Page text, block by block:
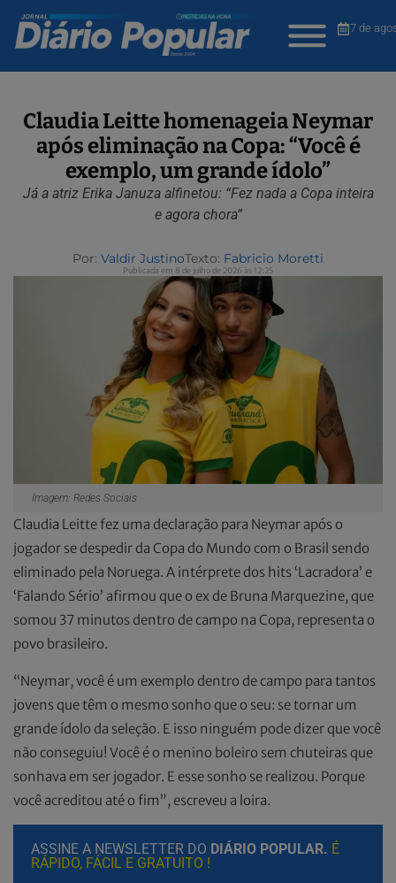
7 de
Claudia Leitte homenageia Neymar
após eliminação na Copa: “Você é
exemplo, um grande ídolo”
Já a atriz Erika Januza alfinetou: “Fez nada a Copa inteira
e agora chora”
Por: Valdir JustinoTexto: Fabricio Moretti
Publicada em 8 de julho de 2026 às 12:25
Imagem: Redes Sociais
Claudia Leitte fez uma declaração para Neymar após o
jogador se despedir da Copa do Mundo com o Brasil sendo
eliminado pela Noruega. A intérprete dos hits ‘Lacradora’ e
‘Falando Sério’ afirmou que o ex de Bruna Marquezine, que
somou 37 minutos dentro de campo na Copa, representa o
povo brasileiro.
“Neymar, você é um exemplo dentro de campo para tantos
jovens que têm o mesmo sonho que o seu: se tornar um
grande ídolo da seleção. E isso ninguém pode dizer que você
não conseguiu! Você é o menino boleiro sem chuteiras que
sonhava em ser jogador. E esse sonho se realizou. Porque
você acreditou até o fim”, escreveu a loira.
ASSINE A NEWSLETTER DO DIÁRIO POPULAR. É
RÁPIDO, FÁCIL E GRATUITO !